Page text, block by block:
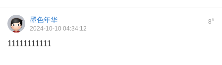
8#
墨色年华
2024-10-10 04:34:12
11111111111